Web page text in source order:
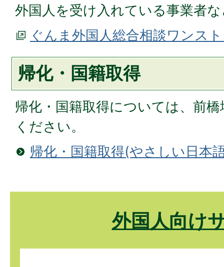
外国人を受け入れている事業者
ぐんま外国人総合相談ワンス
帰化・国籍取得
帰化・国籍取得については、前
ください。
帰化・国籍取得(やさしい日本
外国人向け